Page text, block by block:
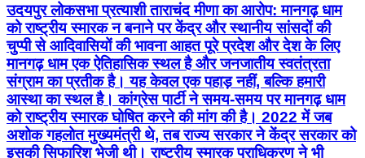
उदयपुर लोकसभा प्रत्याशी ताराचंद मीणा का आरोप: मानगढ़ धाम
को राष्ट्रीय स्मारक न बनाने पर केंद्र और स्थानीय सांसदों की
चुप्पी से आदिवासियों की भावना आहत पूरे प्रदेश और देश के लिए
मानगढ़ धाम एक ऐतिहासिक स्थल है और जनजातीय स्वतंत्रता
संग्राम का प्रतीक है। यह केवल एक पहाड़ नहीं, बल्कि हमारी
आस्था का स्थल है। कांग्रेस पार्टी ने समय-समय पर मानगढ़ धाम
को राष्ट्रीय स्मारक घोषित करने की मांग की है। 2022 में जब
अशोक गहलोत मुख्यमंत्री थे, तब राज्य सरकार ने केंद्र सरकार को
इसकी सिफारिश भेजी थी। राष्ट्रीय स्मारक प्राधिकरण ने भी